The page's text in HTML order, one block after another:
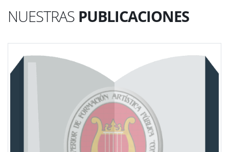
NUESTRAS PUBLICACIONES